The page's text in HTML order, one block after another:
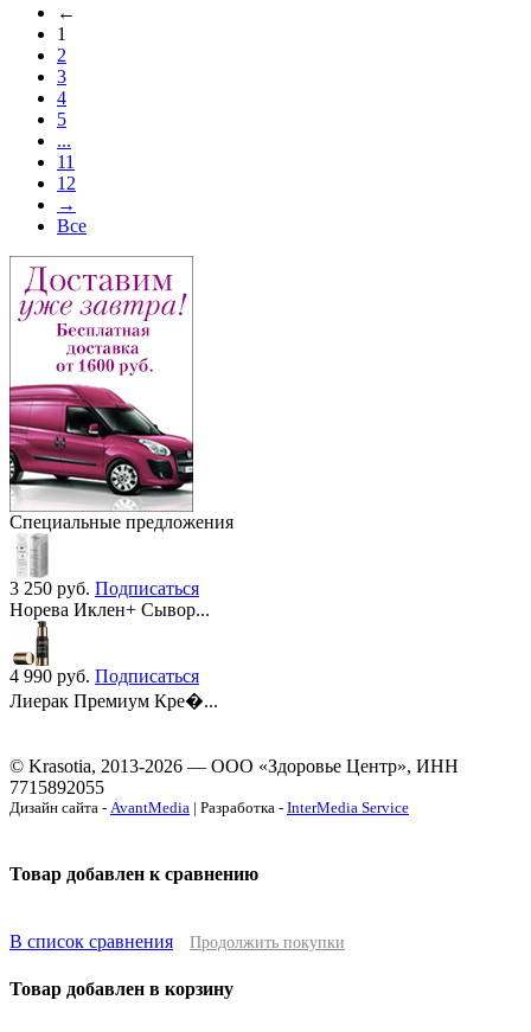
←
1
2
3
4
5
...
11
12
→
Все
Специальные предложения
3 250 руб. Подписаться
Норева Иклен+ Сывор...
4 990 руб. Подписаться
Лиерак Премиум Кре�...
© Krasotia, 2013-2026 — ООО «Здоровье Центр», ИНН
7715892055
Дизайн сайта - AvantMedia | Разработка - InterMedia Service
Товар добавлен к сравнению
В список сравнения Продолжить покупки
Товар добавлен в корзину